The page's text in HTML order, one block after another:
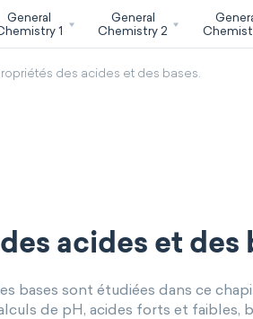
General
1
General
Chemistry 2
des acides et des bases.
acides et des
bases sont étudiées dans ce
de pH, acides forts et faibles,